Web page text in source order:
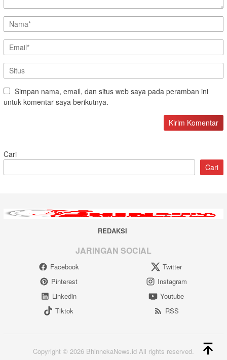
Simpan nama, email, dan situs web saya pada peramban ini
untuk komentar saya berikutnya.
Cari
Cari
REDAKSI
JARINGAN SOCIAL
Facebook
Twitter
Pinterest
Instagram
Linkedin
Youtube
Tiktok
RSS
Copyright © 2026 BhinnekaNews.id All rights reserved.